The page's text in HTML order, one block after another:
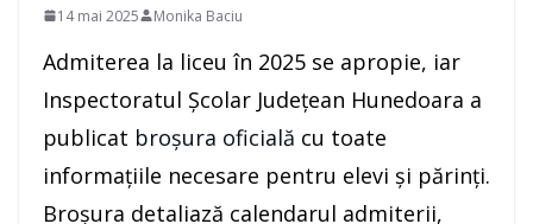
14 mai 2025 Monika Baciu
Admiterea la liceu în 2025 se apropie, iar
Inspectoratul Școlar Județean Hunedoara a
publicat broșura oficială cu toate
informațiile necesare pentru elevi și părinți.
Broșura detaliază calendarul admiterii,